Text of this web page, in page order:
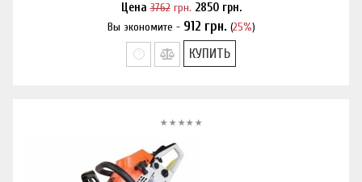
Цена3762грн. 2850грн.
Вы экономите - 912 грн. (25%)
Нашли дешевле?
КУПИТЬ